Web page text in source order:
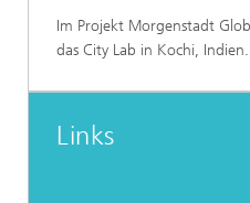
Im Projekt Morgenstadt
das City Lab in Kochi, Indien.
Links